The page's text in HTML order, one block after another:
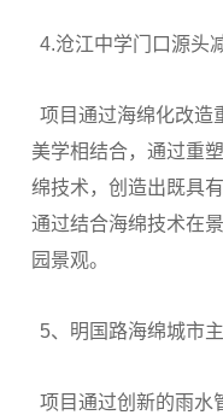
4.沧江中学门口源头
项目通过海绵化改造
美学相结合，通过重
绵技术，创造出既具
通过结合海绵技术在
园景观。
5、明国路海绵城市
项目通过创新的雨水